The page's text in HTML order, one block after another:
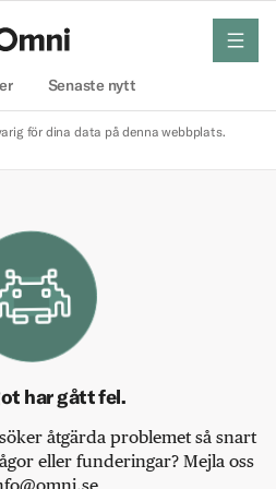
Senaste nytt
meny
för dina data på denna webbplats.
har gått fel.
åtgärda problemet så snart
eller funderingar? Mejla oss